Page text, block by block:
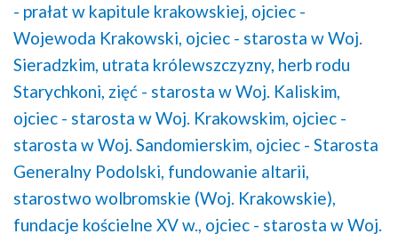
- prałat w kapitule krakowskiej, ojciec -
Wojewoda Krakowski, ojciec - starosta w Woj.
Sieradzkim, utrata królewszczyzny, herb rodu
Starychkoni, zięć - starosta w Woj. Kaliskim,
ojciec - starosta w Woj. Krakowskim, ojciec -
starosta w Woj. Sandomierskim, ojciec - Starosta
Generalny Podolski, fundowanie altarii,
starostwo wolbromskie (Woj. Krakowskie),
fundacje kościelne XV w., ojciec - starosta w Woj.